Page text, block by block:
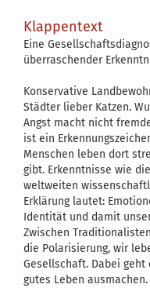
Klappentext
Eine
überraschender
Konservative
Städter lieber Katzen.
Angst macht nicht
ist ein
Menschen leben dort
gibt. Erkenntnisse wie
weltweiten
Erklärung lautet:
Identität und damit
Zwischen
die Polarisierung, wir
Gesellschaft. Dabei geht
gutes Leben